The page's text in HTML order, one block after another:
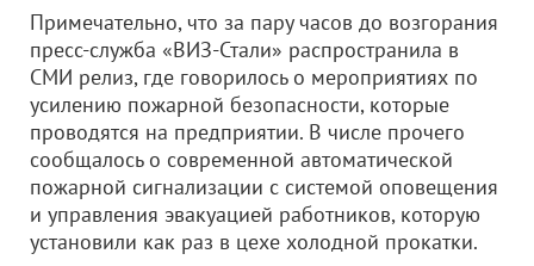
Примечательно, что за пару часов до возгорания
пресс-служба «ВИЗ-Стали» распространила в
СМИ релиз, где говорилось о мероприятиях по
усилению пожарной безопасности, которые
проводятся на предприятии. В числе прочего
сообщалось о современной автоматической
пожарной сигнализации с системой оповещения
и управления эвакуацией работников, которую
установили как раз в цехе холодной прокатки.